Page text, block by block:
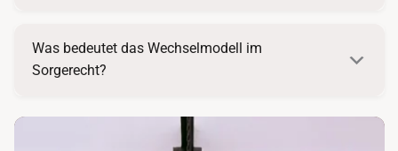
Was bedeutet das Wechselmodell im
Sorgerecht?